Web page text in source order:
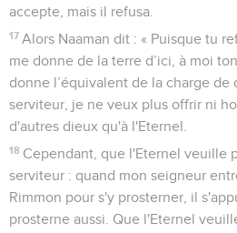
accepte, mais il refusa.
17 Alors Naaman dit : « Puisque tu
me donne de la terre d’ici, à moi
donne l’équivalent de la charge de
serviteur, je ne veux plus offrir ni
d'autres dieux qu'à l'Eternel.
18 Cependant, que l'Eternel veuille
serviteur : quand mon seigneur
Rimmon pour s'y prosterner, il
prosterne aussi. Que l'Eternel